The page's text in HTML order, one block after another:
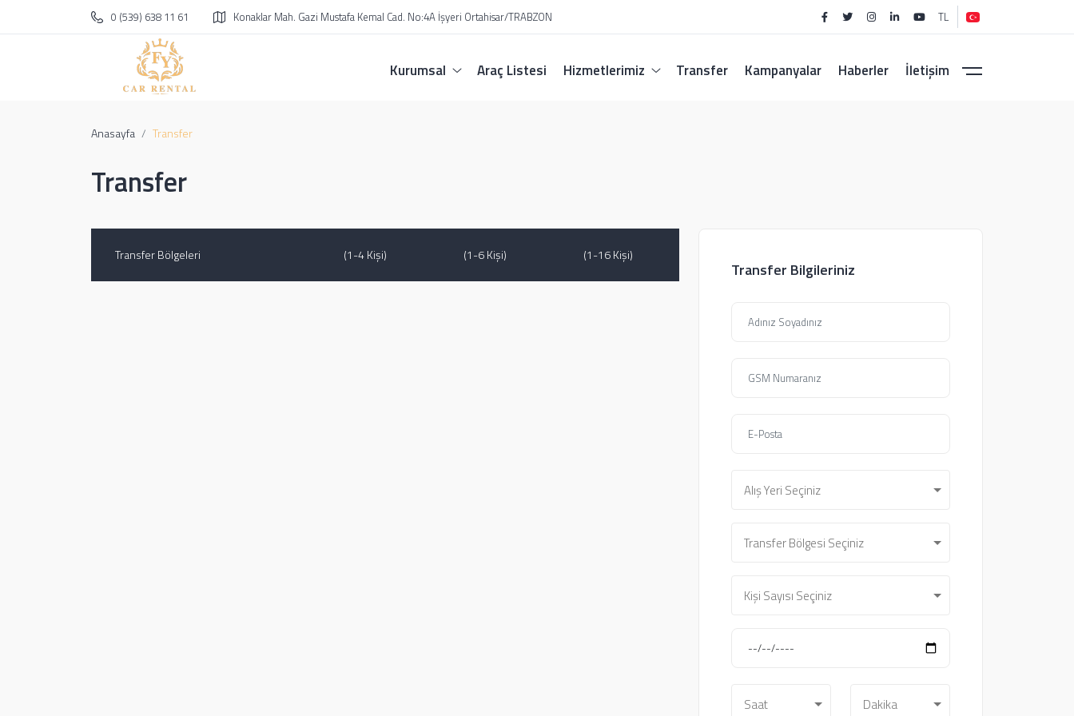
0 (539) 638 11 61 Konaklar Mah. Gazi Mustafa Kemal Cad. No:4A İşyeri Ortahisar/TRABZON TL
Kurumsal Araç Listesi Hizmetlerimiz Transfer Kampanyalar Haberler İletişim
Anasayfa Transfer
Transfer
Transfer Bölgeleri (1-4 Kişi) (1-6 Kişi) (1-16 Kişi)
Transfer Bilgileriniz
Alış Yeri Seçiniz
Transfer Bölgesi Seçiniz
Kişi Sayısı Seçiniz
Saat Dakika